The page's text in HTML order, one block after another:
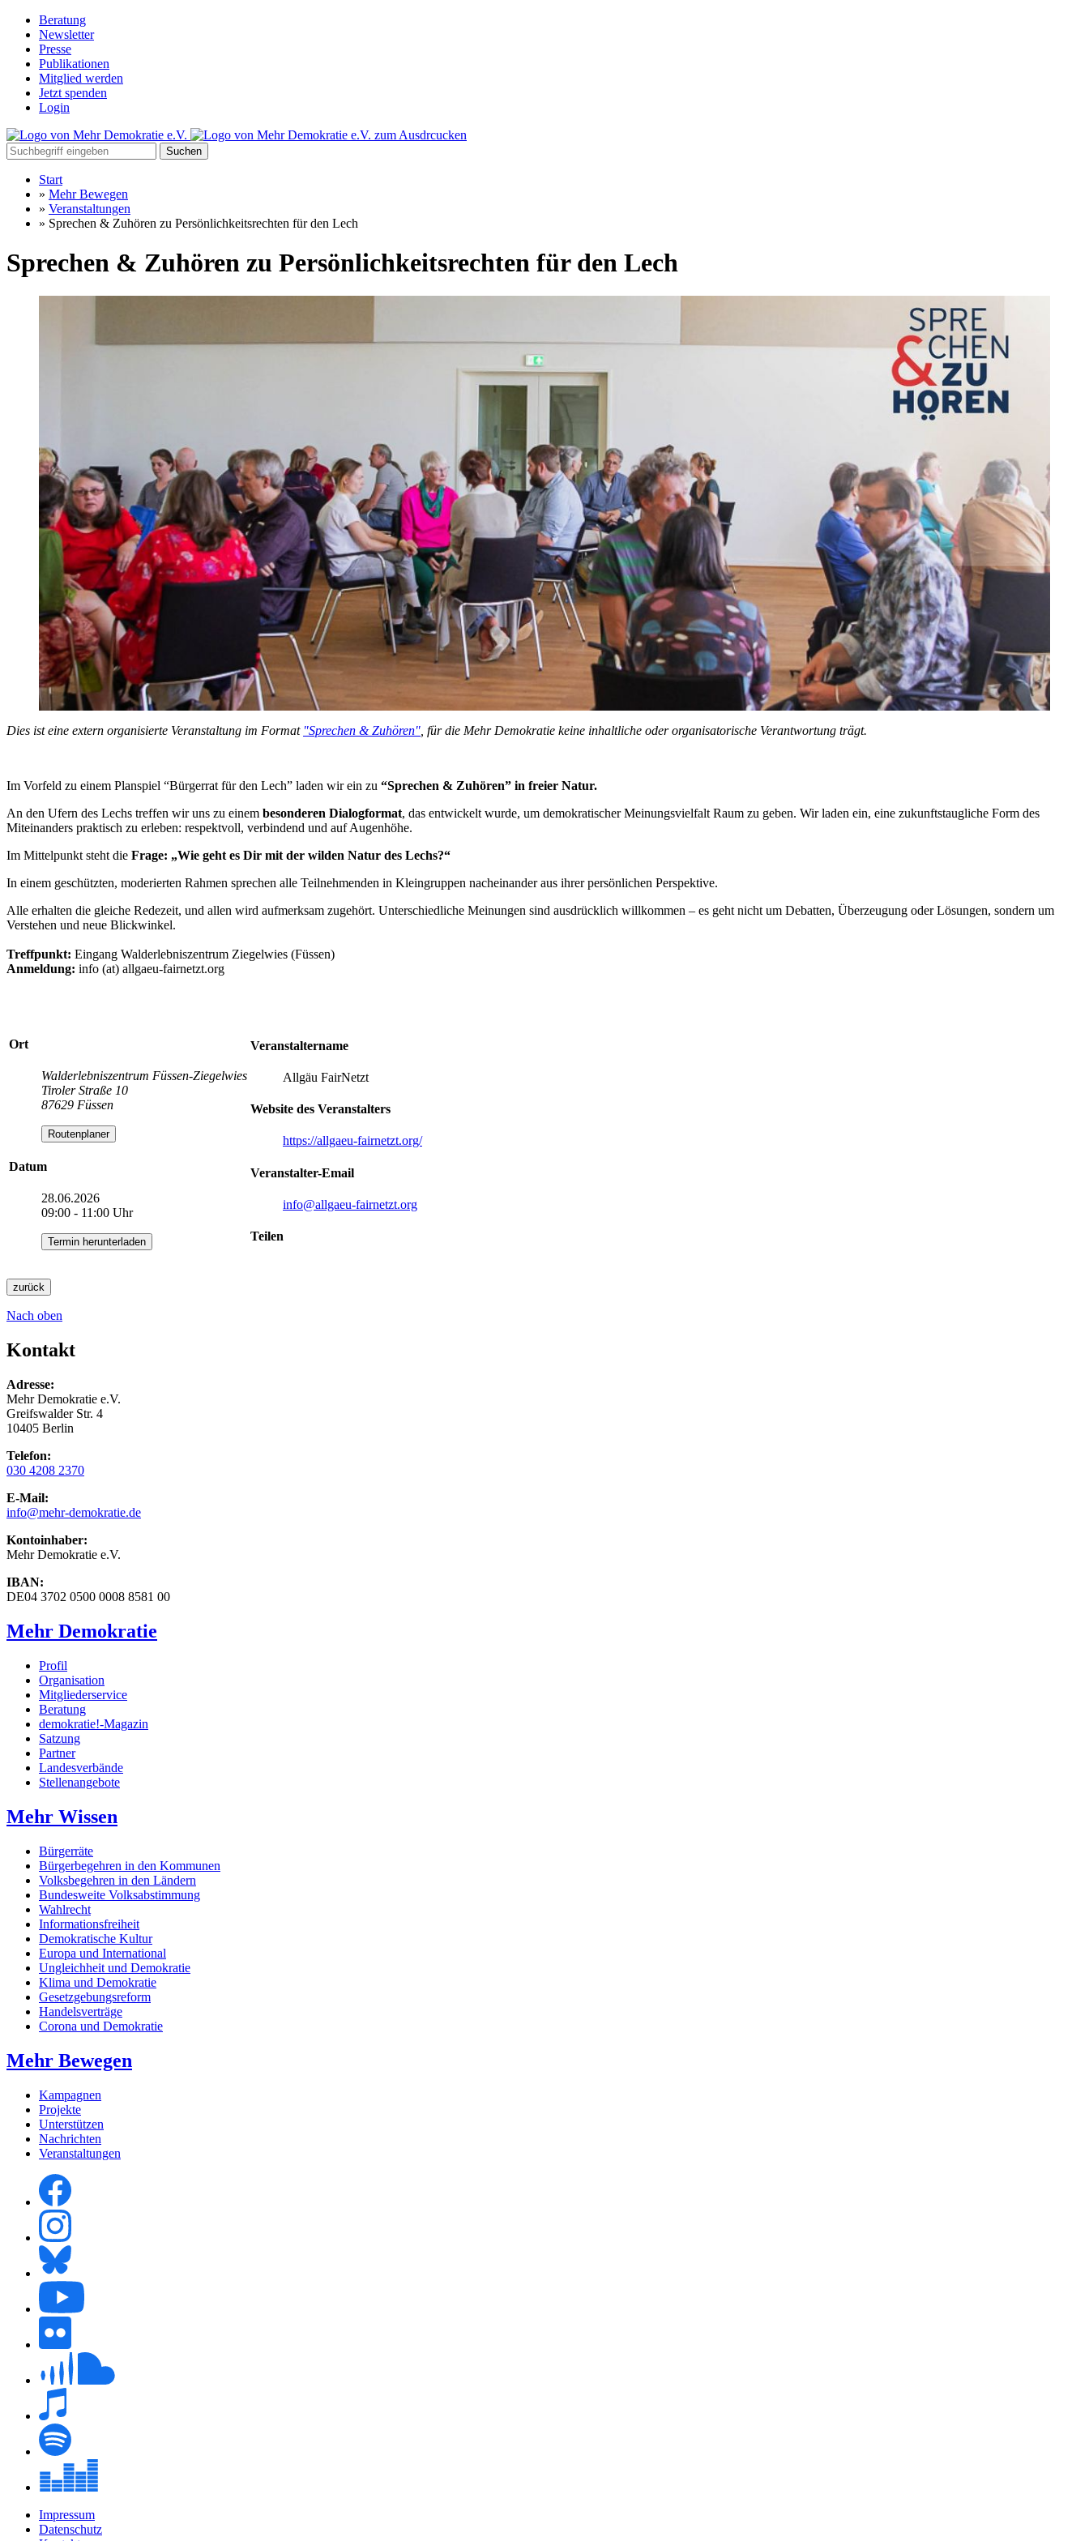
Beratung
Newsletter
Presse
Publikationen
Mitglied werden
Jetzt spenden
Login
Suchen
Start
» Mehr Bewegen
» Veranstaltungen
» Sprechen & Zuhören zu Persönlichkeitsrechten für den Lech
Sprechen & Zuhören zu Persönlichkeitsrechten für den Lech
Dies ist eine extern organisierte Veranstaltung im Format "Sprechen & Zuhören" , für die Mehr Demokratie keine inhaltliche oder organisatorische Verantwortung trägt.
Im Vorfeld zu einem Planspiel “Bürgerrat für den Lech” laden wir ein zu “Sprechen & Zuhören” in freier Natur.
An den Ufern des Lechs treffen wir uns zu einem besonderen Dialogformat, das entwickelt wurde, um demokratischer Meinungsvielfalt Raum zu geben. Wir laden ein, eine zukunftstaugliche Form des
Miteinanders praktisch zu erleben: respektvoll, verbindend und auf Augenhöhe.
Im Mittelpunkt steht die Frage: „Wie geht es Dir mit der wilden Natur des Lechs?“
In einem geschützten, moderierten Rahmen sprechen alle Teilnehmenden in Kleingruppen nacheinander aus ihrer persönlichen Perspektive.
Alle erhalten die gleiche Redezeit, und allen wird aufmerksam zugehört. Unterschiedliche Meinungen sind ausdrücklich willkommen – es geht nicht um Debatten, Überzeugung oder Lösungen, sondern um
Verstehen und neue Blickwinkel.
Treffpunkt: Eingang Walderlebniszentrum Ziegelwies (Füssen)
Anmeldung: info (at) allgaeu-fairnetzt.org
Ort
Walderlebniszentrum Füssen-Ziegelwies
Tiroler Straße 10
87629 Füssen
Routenplaner
Datum
28.06.2026
09:00 - 11:00 Uhr
Termin herunterladen
Veranstaltername
Allgäu FairNetzt
Website des Veranstalters
https://allgaeu-fairnetzt.org/
Veranstalter-Email
info@allgaeu-fairnetzt.org
Teilen
zurück
Nach oben
Kontakt
Adresse:
Mehr Demokratie e.V.
Greifswalder Str. 4
10405 Berlin
Telefon:
030 4208 2370
E-Mail:
info@mehr-demokratie.de
Kontoinhaber:
Mehr Demokratie e.V.
IBAN:
DE04 3702 0500 0008 8581 00
Mehr Demokratie
Profil
Organisation
Mitgliederservice
Beratung
demokratie!-Magazin
Satzung
Partner
Landesverbände
Stellenangebote
Mehr Wissen
Bürgerräte
Bürgerbegehren in den Kommunen
Volksbegehren in den Ländern
Bundesweite Volksabstimmung
Wahlrecht
Informationsfreiheit
Demokratische Kultur
Europa und International
Ungleichheit und Demokratie
Klima und Demokratie
Gesetzgebungsreform
Handelsverträge
Corona und Demokratie
Mehr Bewegen
Kampagnen
Projekte
Unterstützen
Nachrichten
Veranstaltungen
Impressum
Datenschutz